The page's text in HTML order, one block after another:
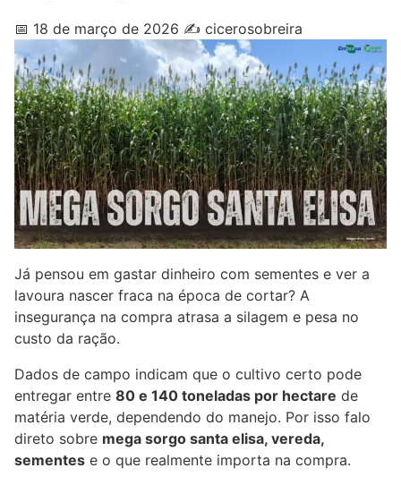
📅 18 de março de 2026 ✍️ cicerosobreira
Já pensou em gastar dinheiro com sementes e ver a
lavoura nascer fraca na época de cortar? A
insegurança na compra atrasa a silagem e pesa no
custo da ração.
Dados de campo indicam que o cultivo certo pode
entregar entre 80 e 140 toneladas por hectare de
matéria verde, dependendo do manejo. Por isso falo
direto sobre mega sorgo santa elisa, vereda,
sementes e o que realmente importa na compra.